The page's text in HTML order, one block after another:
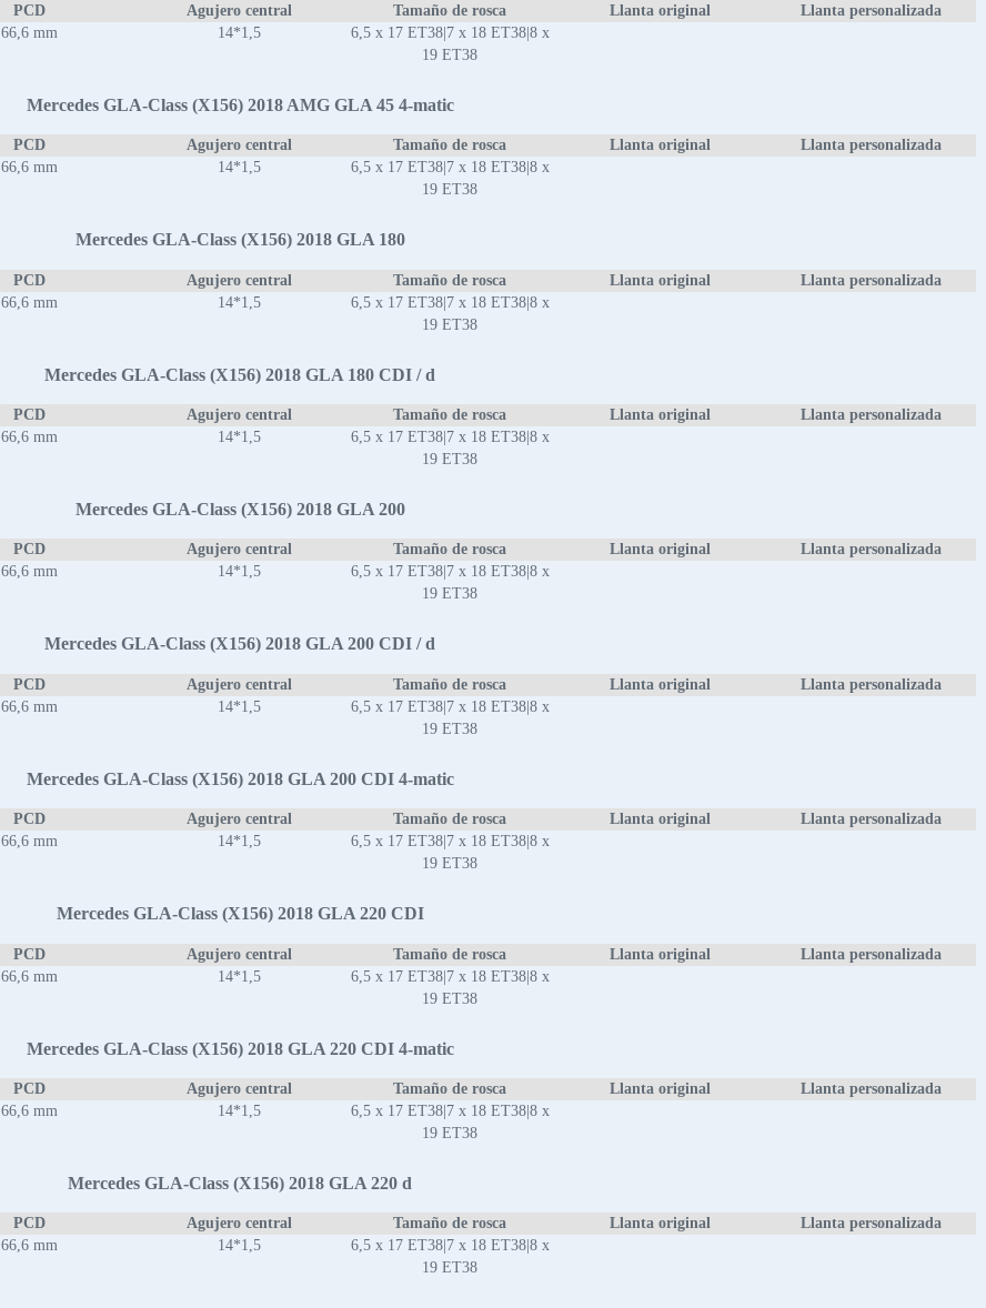
PCD Agujero central Tamaño de rosca Llanta original
Llanta personalizada
66,6 mm 14*1,5
6,5 x 17 ET38|7 x 18 ET38|8 x
19 ET38
Mercedes GLA-Class (X156) 2018 AMG GLA 45 4-matic
PCD Agujero central Tamaño de rosca Llanta original
Llanta personalizada
66,6 mm 14*1,5
6,5 x 17 ET38|7 x 18 ET38|8 x
19 ET38
Mercedes GLA-Class (X156) 2018 GLA 180
PCD Agujero central Tamaño de rosca Llanta original
Llanta personalizada
66,6 mm 14*1,5
6,5 x 17 ET38|7 x 18 ET38|8 x
19 ET38
Mercedes GLA-Class (X156) 2018 GLA 180 CDI / d
PCD Agujero central Tamaño de rosca Llanta original
Llanta personalizada
66,6 mm 14*1,5
6,5 x 17 ET38|7 x 18 ET38|8 x
19 ET38
Mercedes GLA-Class (X156) 2018 GLA 200
PCD Agujero central Tamaño de rosca Llanta original
Llanta personalizada
66,6 mm 14*1,5
6,5 x 17 ET38|7 x 18 ET38|8 x
19 ET38
Mercedes GLA-Class (X156) 2018 GLA 200 CDI / d
PCD Agujero central Tamaño de rosca Llanta original
Llanta personalizada
66,6 mm 14*1,5
6,5 x 17 ET38|7 x 18 ET38|8 x
19 ET38
Mercedes GLA-Class (X156) 2018 GLA 200 CDI 4-matic
PCD Agujero central Tamaño de rosca Llanta original
Llanta personalizada
66,6 mm 14*1,5
6,5 x 17 ET38|7 x 18 ET38|8 x
19 ET38
Mercedes GLA-Class (X156) 2018 GLA 220 CDI
PCD Agujero central Tamaño de rosca Llanta original
Llanta personalizada
66,6 mm 14*1,5
6,5 x 17 ET38|7 x 18 ET38|8 x
19 ET38
Mercedes GLA-Class (X156) 2018 GLA 220 CDI 4-matic
PCD Agujero central Tamaño de rosca Llanta original
Llanta personalizada
66,6 mm 14*1,5
6,5 x 17 ET38|7 x 18 ET38|8 x
19 ET38
Mercedes GLA-Class (X156) 2018 GLA 220 d
PCD Agujero central Tamaño de rosca Llanta original
Llanta personalizada
66,6 mm 14*1,5
6,5 x 17 ET38|7 x 18 ET38|8 x
19 ET38